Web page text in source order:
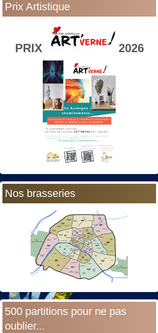
Prix Artistique
PRIX 2026
Nos brasseries
500 partitions pour ne pas
oublier...